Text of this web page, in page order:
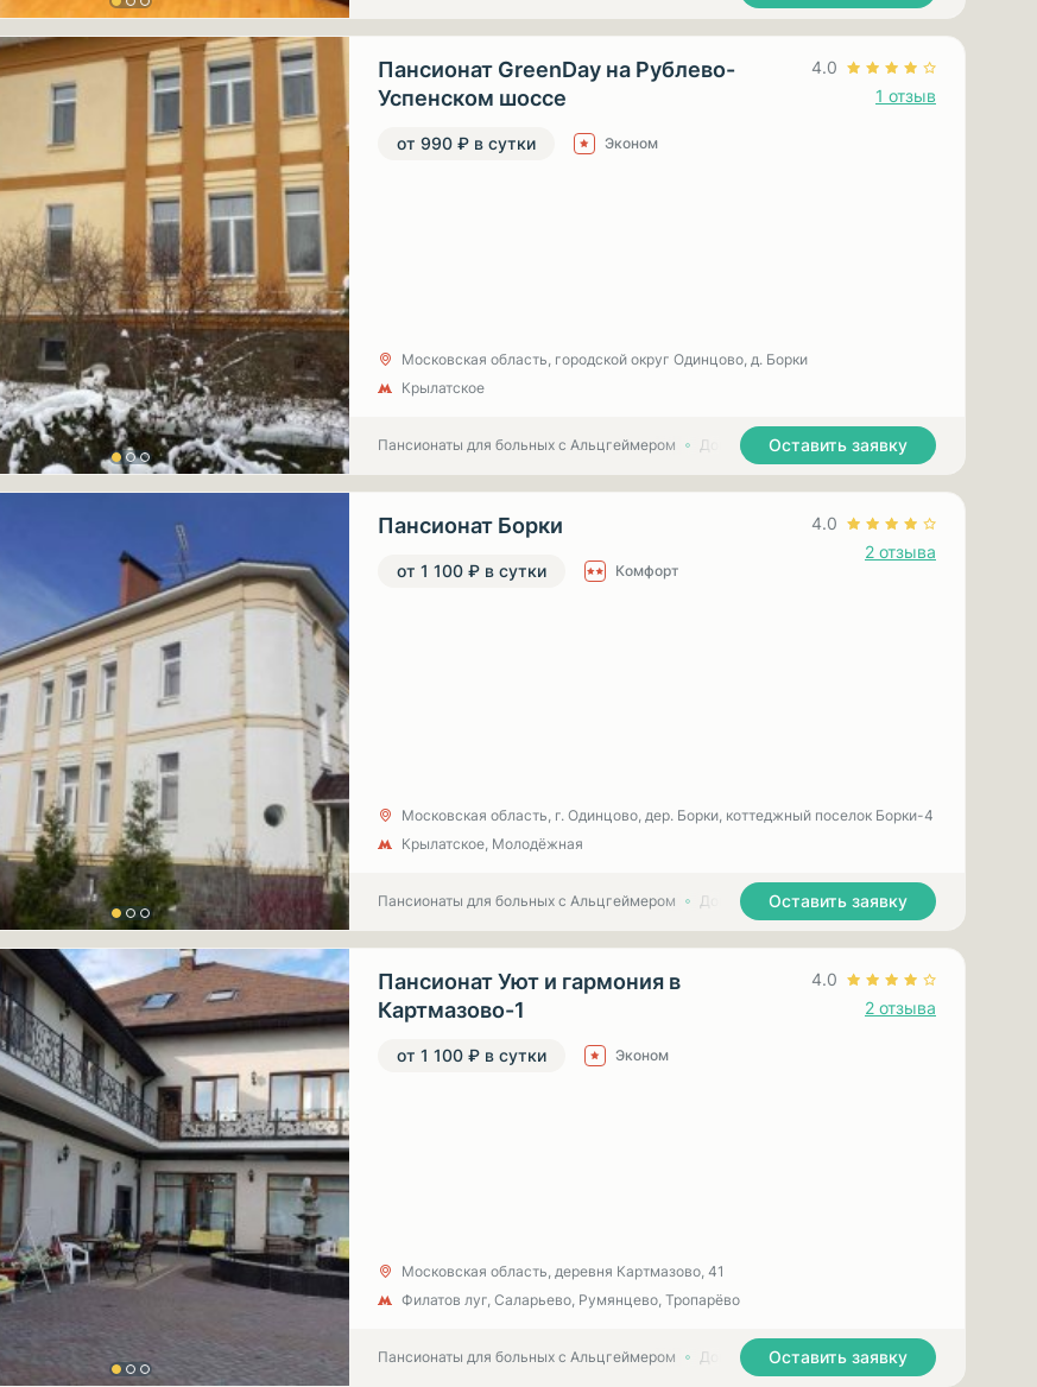
Пансионат GreenDay на Рублево-
Успенском шоссе
4.0
1 отзыв
от 990 ₽ в сутки Эконом
Московская область, городской округ Одинцово, д. Борки
Крылатское
Пансионаты для больных с Альцгеймером Дома престарелых для больных с Паркинсоном
Оставить заявку
Пансионат Борки
4.0
2 отзыва
от 1 100 ₽ в сутки
Комфорт
Московская область, г. Одинцово, дер. Борки, коттеджный поселок Борки-4
Крылатское, Молодёжная
Пансионаты для больных с Альцгеймером Дома престарелых для больных с Паркинсоном
Оставить заявку
Пансионат Уют и гармония в
Картмазово-1
4.0
2 отзыва
от 1 100 ₽ в сутки Эконом
Московская область, деревня Картмазово, 41
Филатов луг, Саларьево, Румянцево, Тропарёво
Пансионаты для больных с Альцгеймером Дома престарелых для больных с Паркинсоном
Оставить заявку